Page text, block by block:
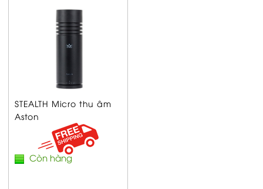
STEALTH Micro thu âm
Aston
Còn hàng